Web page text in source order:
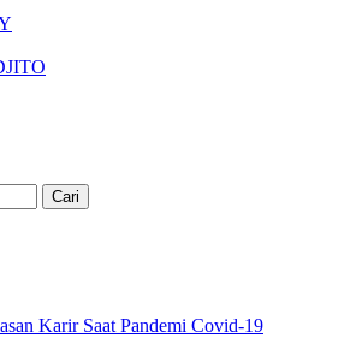
Karir Saat Pandemi Covid-19